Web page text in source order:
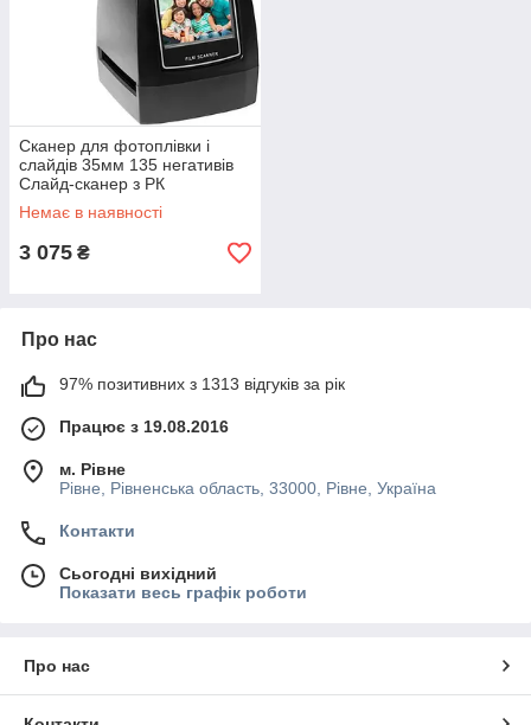
Сканер для фотоплівки і
слайдів 35мм 135 негативів
Слайд-сканер з РК
Немає в наявності
3 075 ₴
Про нас
97% позитивних з 1313 відгуків за рік
Працює з 19.08.2016
м. Рівне
Рівне, Рівненська область, 33000, Рівне, Україна
Контакти
Сьогодні вихідний
Показати весь графік роботи
Про нас